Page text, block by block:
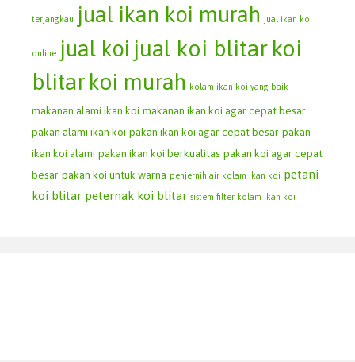
terjangkau jual ikan koi murah jual ikan koi
online jual koi jual koi blitar koi
blitar koi murah kolam ikan koi yang baik
makanan alami ikan koi makanan ikan koi agar cepat besar
pakan alami ikan koi pakan ikan koi agar cepat besar pakan
ikan koi alami pakan ikan koi berkualitas pakan koi agar cepat
besar pakan koi untuk warna penjernih air kolam ikan koi petani
koi blitar peternak koi blitar sistem filter kolam ikan koi